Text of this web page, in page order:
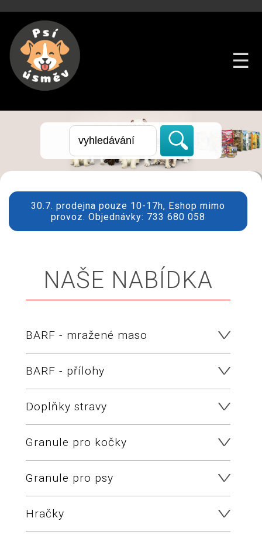
☰
30.7. prodejna pouze 10-17h, Eshop mimo
provoz. Objednávky: 733 680 058
NAŠE NABÍDKA
BARF - mražené maso
BARF - přílohy
Doplňky stravy
Granule pro kočky
Granule pro psy
Hračky